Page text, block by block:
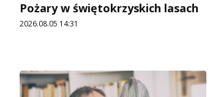
Pożary w świętokrzyskich lasach
2026.08.05 14:31